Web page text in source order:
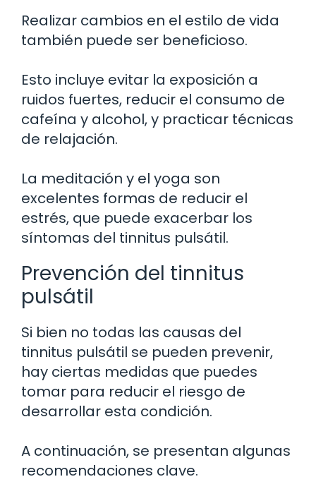
Realizar cambios en el estilo de vida
también puede ser beneficioso.
Esto incluye evitar la exposición a
ruidos fuertes, reducir el consumo de
cafeína y alcohol, y practicar técnicas
de relajación.
La meditación y el yoga son
excelentes formas de reducir el
estrés, que puede exacerbar los
síntomas del tinnitus pulsátil.
Prevención del tinnitus
pulsátil
Si bien no todas las causas del
tinnitus pulsátil se pueden prevenir,
hay ciertas medidas que puedes
tomar para reducir el riesgo de
desarrollar esta condición.
A continuación, se presentan algunas
recomendaciones clave.